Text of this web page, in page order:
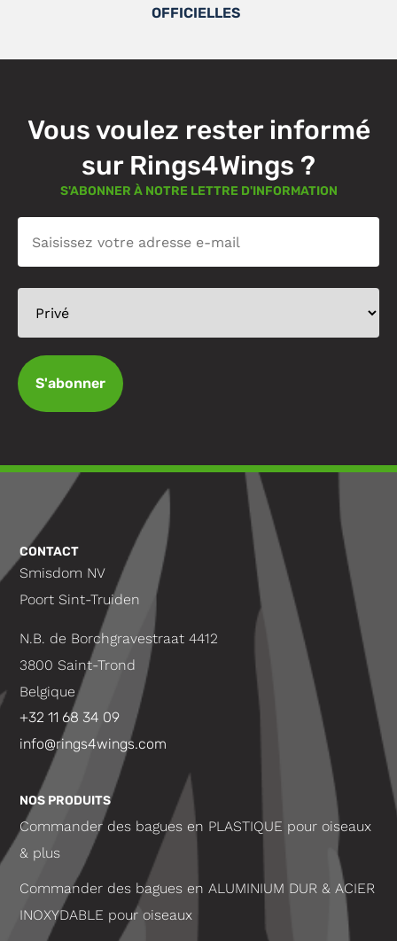
OFFICIELLES
Vous voulez rester informé
sur Rings4Wings ?
S'ABONNER À NOTRE LETTRE D'INFORMATION
S'abonner
NOS PRODUITS
Commander des bagues en PLASTIQUE pour oiseaux
& plus
Commander des bagues en ALUMINIUM DUR & ACIER
INOXYDABLE pour oiseaux
CONTACT
Smisdom NV
Poort Sint-Truiden
N.B. de Borchgravestraat 4412
3800 Saint-Trond
Belgique
+32 11 68 34 09
info@rings4wings.com